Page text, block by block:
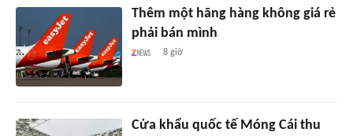
Thêm một hãng hàng không giá rẻ
phải bán mình
8 giờ
Cửa khẩu quốc tế Móng Cái thu